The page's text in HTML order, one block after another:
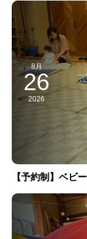
8月
26
2026
【予約制】ベビ